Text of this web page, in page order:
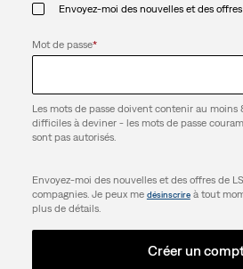
Envoyez-moi des nouvelles et des offres
Mot de passe*
Les mots de passe doivent contenir au moins
difficiles à deviner - les mots de passe
sont pas autorisés.
Envoyez-moi des nouvelles et des offres de
compagnies. Je peux me désinscrireà tout
plus de détails.
Créer un